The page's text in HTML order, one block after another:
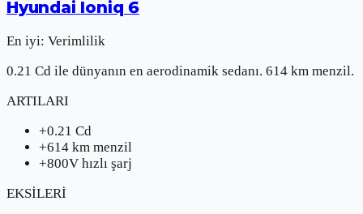
Hyundai Ioniq 6
En iyi: Verimlilik
0.21 Cd ile dünyanın en aerodinamik sedanı. 614 km menzil.
ARTILARI
+0.21 Cd
+614 km menzil
+800V hızlı şarj
EKSİLERİ